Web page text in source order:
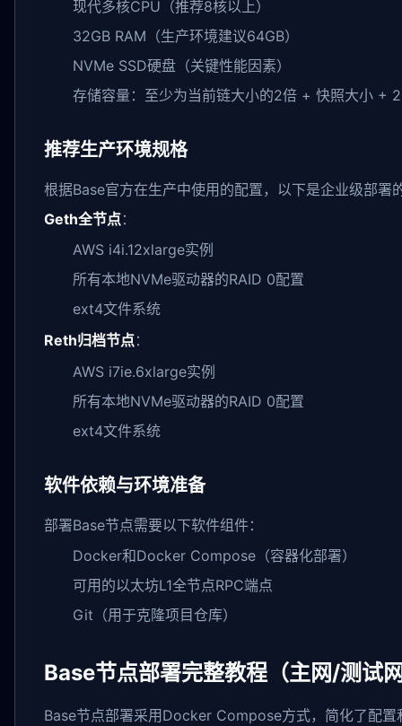
现代多核CPU（推荐8核以上）
32GB RAM（生产环境建议64GB）
NVMe SSD硬盘（关键性能因素）
存储容量：至少为当前链大小的2倍 + 快照大小 +
推荐生产环境规格
根据Base官方在生产中使用的配置，以下是企业级部署
Geth全节点：
AWS i4i.12xlarge实例
所有本地NVMe驱动器的RAID 0配置
ext4文件系统
Reth归档节点：
AWS i7ie.6xlarge实例
所有本地NVMe驱动器的RAID 0配置
ext4文件系统
软件依赖与环境准备
部署Base节点需要以下软件组件：
Docker和Docker Compose（容器化部署）
可用的以太坊L1全节点RPC端点
Git（用于克隆项目仓库）
Base节点部署完整教程（主网/测试
Base节点部署采用Docker Compose方式，简化了配